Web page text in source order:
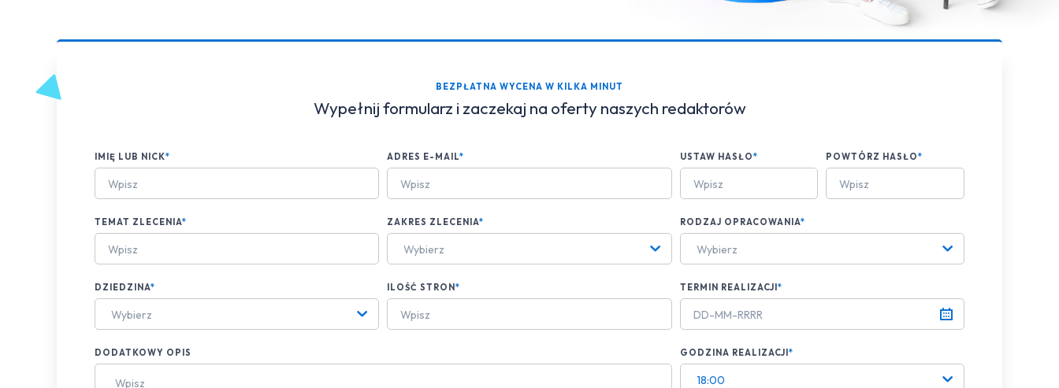
BEZPŁATNA WYCENA W KILKA MINUT
Wypełnij formularz i zaczekaj na oferty naszych redaktorów
IMIĘ LUB NICK* ADRES E-MAIL* USTAW HASŁO* POWTÓRZ HASŁO*
TEMAT ZLECENIA* ZAKRES ZLECENIA*
Wybierz
RODZAJ OPRACOWANIA*
Wybierz
DZIEDZINA*
Wybierz
ILOŚĆ STRON* TERMIN REALIZACJI *
DODATKOWY OPIS GODZINA REALIZACJI *
18:00